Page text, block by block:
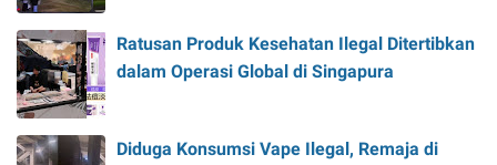
Ratusan Produk Kesehatan Ilegal Ditertibkan
dalam Operasi Global di Singapura
Diduga Konsumsi Vape Ilegal, Remaja di